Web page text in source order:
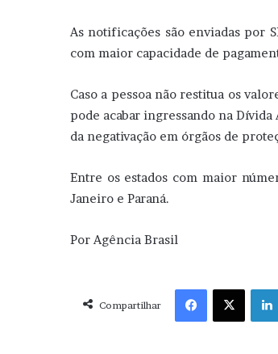
As notificações são enviadas por
com maior capacidade de
Caso a pessoa não restitua os
pode acabar ingressando na
da negativação em órgãos de
Entre os estados com maior
Janeiro e Paraná.
Por Agência Brasil
Compartilhar
Facebook X